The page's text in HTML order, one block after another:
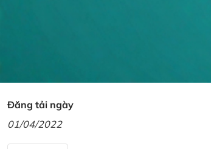
Đăng tải ngày
01/04/2022